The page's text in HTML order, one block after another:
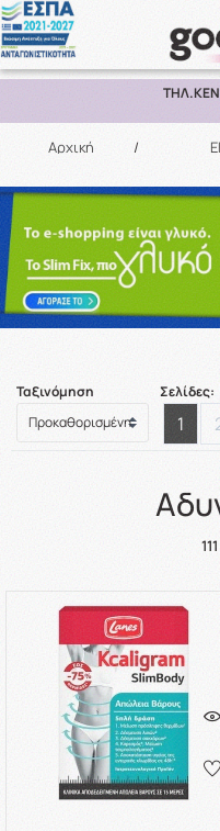
ΔΩΡΕΑΝ ΜΕΤΑΦΟΡΙΚΑ
Αρχική /
Ταξινόμηση Σελίδες:
1
111